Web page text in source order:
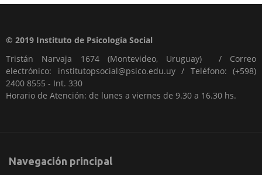
© 2019 Instituto de Psicología Social
Tristán Narvaja 1674 (Montevideo, Uruguay) / Correo
electrónico: institutopsocial@psico.edu.uy / Teléfono: (+598)
2400 8555 - Int. 330
Horario de Atención: de lunes a viernes de 9.30 a 16.30 hs.
Navegación principal